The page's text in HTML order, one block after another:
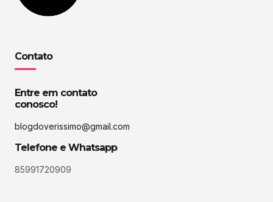
Contato
Entre em contato
conosco!
blogdoverissimo@gmail.com
Telefone e Whatsapp
85991720909